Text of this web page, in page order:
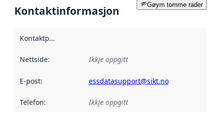
Gøym tomme rader
Kontaktinformasjon
Kontaktpunkt
Nettside: Ikkje oppgitt
E-post: essdatasupport@sikt.no
Telefon: Ikkje oppgitt